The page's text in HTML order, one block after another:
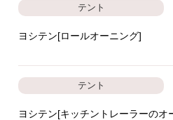
テント
ヨシテン[ロールオーニング]
テント
ヨシテン[キッチントレーラーのオ